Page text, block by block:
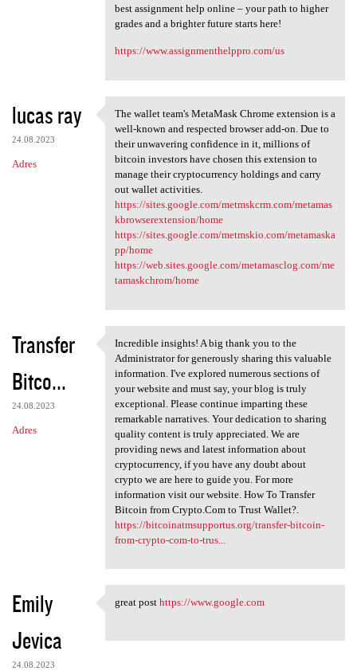
best assignment help online – your path to higher
grades and a brighter future starts here!
https://www.assignmenthelppro.com/us
lucas ray
24.08.2023
Adres
The wallet team's MetaMask
The wallet team's MetaMask Chrome extension is a
well-known and respected browser add-on. Due to
their unwavering confidence in it, millions of
bitcoin investors have chosen this extension to
manage their cryptocurrency holdings and carry
out wallet activities.
https://sites.google.com/metmskcrm.com/metamas
kbrowserextension/home
https://sites.google.com/metmskio.com/metamaska
pp/home
https://web.sites.google.com/metamasclog.com/me
tamaskchrom/home
Transfer
Bitco...
24.08.2023
Adres
Incredible insights! A big
Incredible insights! A big thank you to the
Administrator for generously sharing this valuable
information. I've explored numerous sections of
your website and must say, your blog is truly
exceptional. Please continue imparting these
remarkable narratives. Your dedication to sharing
quality content is truly appreciated. We are
providing news and latest information about
cryptocurrency, if you have any doubt about
crypto we are here to guide you. For more
information visit our website. How To Transfer
Bitcoin from Crypto.Com to Trust Wallet?.
https://bitcoinatmsupportus.org/transfer-bitcoin-
from-crypto-com-to-trus...
Emily
Jevica
24.08.2023
great post https://www.google
great post https://www.google.com